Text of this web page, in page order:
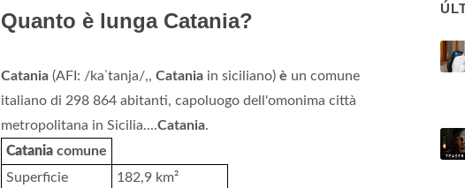
Quanto è lunga Catania?
Catania (AFI: /kaˈtanja/,, Catania in siciliano) è un comune
italiano di 298 864 abitanti, capoluogo dell'omonima città
metropolitana in Sicilia....Catania.
Catania comune
Superficie
182,9 km²